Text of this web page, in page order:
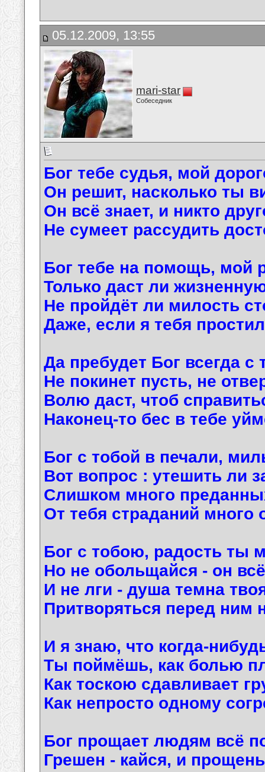
05.12.2009, 13:55
mari-star
Собеседник
Бог тебе судья, мой
Он решит, насколько ты
Он всё знает, и никто
Не сумеет рассудить
Бог тебе на помощь, мой
Только даст ли
Не пройдёт ли милость
Даже, если я тебя
Да пребудет Бог всегда с
Не покинет пусть, не
Волю даст, чтоб
Наконец-то бес в тебе
Бог с тобой в печали,
Вот вопрос : утешить ли
Слишком много
От тебя страданий много
Бог с тобою, радость ты
Но не обольщайся - он
И не лги - душа темна
Притворяться перед ним
И я знаю, что когда-
Ты поймёшь, как болью
Как тоскою сдавливает
Как непросто одному
Бог прощает людям всё
Грешен - кайся, и